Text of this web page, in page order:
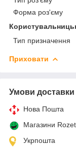
Форма роз'єму
Тип призначення
Приховати
Умови доставки
Нова Пошта
Магазини
Укрпошта